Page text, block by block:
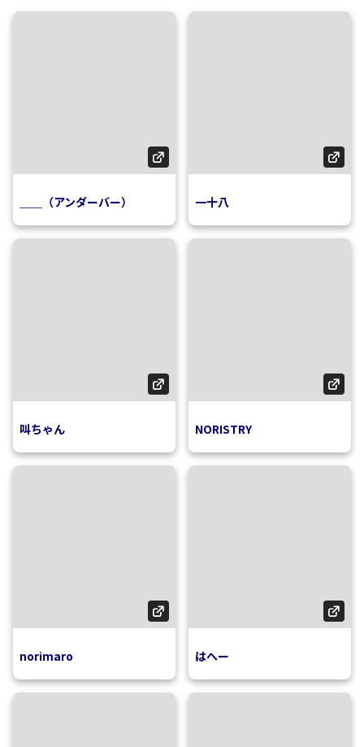
＿＿（アンダーバー） 一十八
叫ちゃん NORISTRY
norimaro はへー